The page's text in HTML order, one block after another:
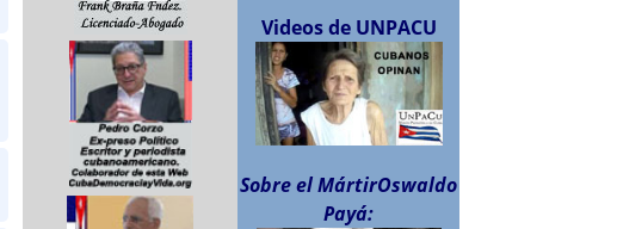
Videos de UNPACU
Sobre el MártirOswaldo
Payá: